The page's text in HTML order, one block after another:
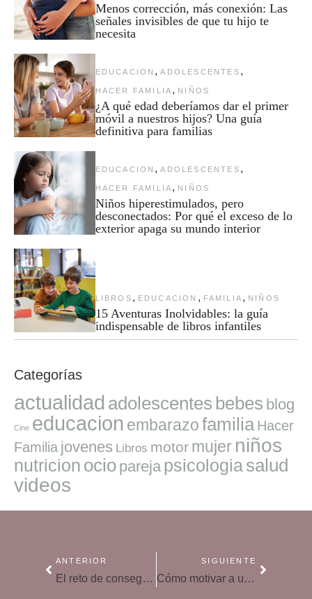
Menos corrección, más conexión: Las
señales invisibles de que tu hijo te
necesita
EDUCACION , ADOLESCENTES ,
HACER FAMILIA , NIÑOS
¿A qué edad deberíamos dar el primer
móvil a nuestros hijos? Una guía
definitiva para familias
EDUCACION , ADOLESCENTES ,
HACER FAMILIA , NIÑOS
Niños hiperestimulados, pero
desconectados: Por qué el exceso de lo
exterior apaga su mundo interior
LIBROS , EDUCACION , FAMILIA , NIÑOS
15 Aventuras Inolvidables: la guía
indispensable de libros infantiles
Categorías
actualidad adolescentes bebes blog
Cine educacion embarazofamilia Hacer
Familia jovenes Libros motor mujer niños
nutricion ocio pareja psicologiasalud
videos
ANTERIOR
El reto de conseguir que los niños nos cuenten su día
SIGUIENTE
Cómo motivar a un hijo con déficit de atención